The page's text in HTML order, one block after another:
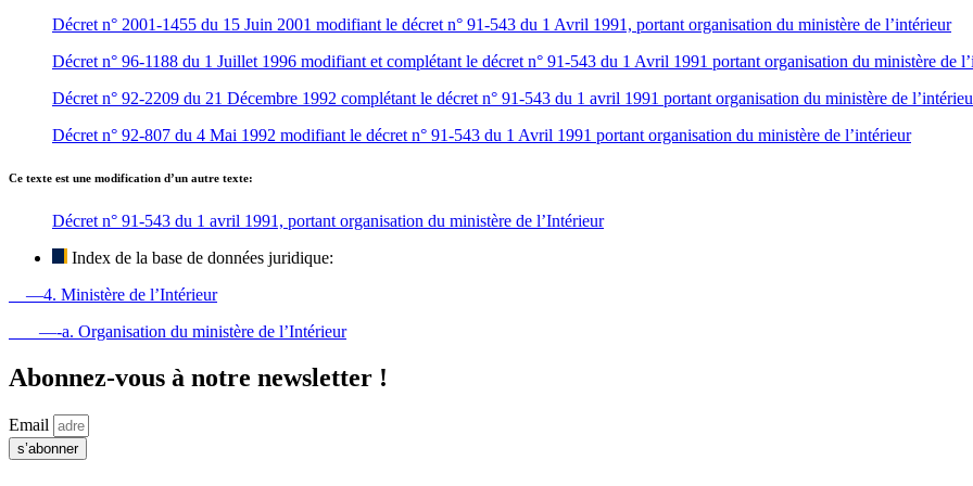
Décret n° 2001-1455 du 15 Juin 2001 modifiant le décret n° 91-543 du 1 Avril 1991, portant organisation du ministère de l’intérieur
Décret n° 96-1188 du 1 Juillet 1996 modifiant et complétant le décret n° 91-543 du 1 Avril 1991 portant organisation du ministère de
Décret n° 92-2209 du 21 Décembre 1992 complétant le décret n° 91-543 du 1 avril 1991 portant organisation du ministère de
Décret n° 92-807 du 4 Mai 1992 modifiant le décret n° 91-543 du 1 Avril 1991 portant organisation du ministère de l’intérieur
Ce texte est une modification d’un autre texte:
Décret n° 91-543 du 1 avril 1991, portant organisation du ministère de l’Intérieur
Index de la base de données juridique:
—4. Ministère de l’Intérieur
—-a. Organisation du ministère de l’Intérieur
Abonnez-vous à notre newsletter !
Email
s’abonner